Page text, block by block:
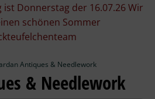
Donnerstag der 16.07.26 Wir
schönen Sommer
Antiques & Needlework
& Needlework